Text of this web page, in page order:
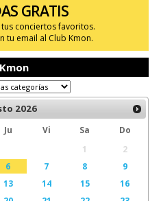
GRATIS
conciertos favoritos.
tu email al Club Kmon.
2026
Ju Vi Sa
Do
1
2
6 7 8
9
13 14 15
16